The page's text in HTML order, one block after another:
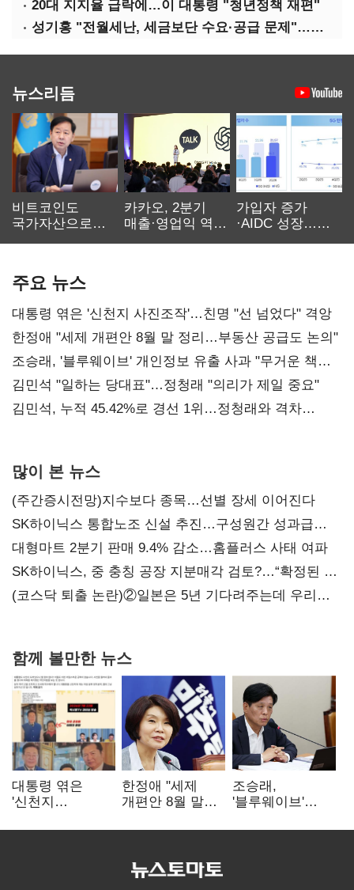
20대 지지율 급락에…이 대통령 "청년정책 재편"
성기홍 "전월세난, 세금보단 수요·공급 문제"…닥공 시사
뉴스리듬
비트코인도
국가자산으로…'
카카오, 2분기
매출·영업익 역대
가입자 증가
·AIDC 성장…
주요 뉴스
대통령 엮은 '신천지 사진조작'…친명 "선 넘었다" 격앙
한정애 "세제 개편안 8월 말 정리…부동산 공급도 논의"
조승래, '블루웨이브' 개인정보 유출 사과 "무거운 책임
통감"
김민석 "일하는 당대표"…정청래 "의리가 제일 중요"
김민석, 누적 45.42%로 경선 1위…정청래와 격차
많이 본 뉴스
(주간증시전망)지수보다 종목…선별 장세 이어진다
SK하이닉스 통합노조 신설 추진…구성원간 성과급
불만 확산
대형마트 2분기 판매 9.4% 감소…홈플러스 사태 여파
SK하이닉스, 중 충칭 공장 지분매각 검토?…“확정된 바
없어”
(코스닥 퇴출 논란)②일본은 5년 기다려주는데 우리는
함께 볼만한 뉴스
대통령 엮은
'신천지
"선 넘었다" 격앙
한정애 "세제
개편안 8월 말
공급도 논의"
조승래,
'블루웨이브'
사과 "무거운